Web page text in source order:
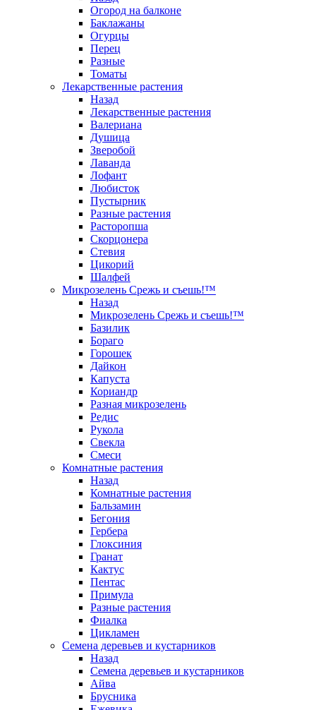
Огород на балконе
Баклажаны
Огурцы
Перец
Разные
Томаты
Лекарственные растения
Назад
Лекарственные растения
Валериана
Душица
Зверобой
Лаванда
Лофант
Любисток
Пустырник
Разные растения
Расторопша
Скорцонера
Стевия
Цикорий
Шалфей
Микрозелень Срежь и съешь!™
Назад
Микрозелень Срежь и съешь!™
Базилик
Бораго
Горошек
Дайкон
Капуста
Кориандр
Разная микрозелень
Редис
Рукола
Свекла
Смеси
Комнатные растения
Назад
Комнатные растения
Бальзамин
Бегония
Гербера
Глоксиния
Гранат
Кактус
Пентас
Примула
Разные растения
Фиалка
Цикламен
Семена деревьев и кустарников
Назад
Семена деревьев и кустарников
Айва
Брусника